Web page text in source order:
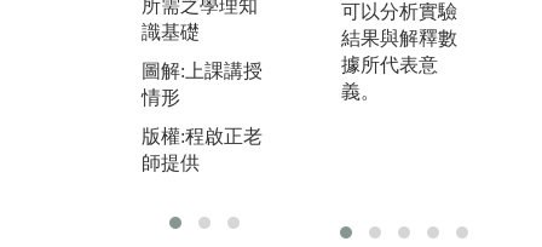
所需之學理知
識基礎
圖解:上課講授
情形
版權:程啟正老
師提供
驗證課堂所教
授的理論。
圖解:實驗操作
可以分析實驗
結果與解釋數
據所代表意
義。